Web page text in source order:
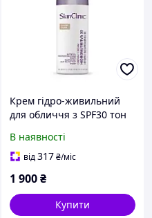
Крем гідро-живильний
для обличчя з SPF30 тон
facial cream SPF30 color
clair SkinClinic
В наявності
від317₴/міс
1 900₴
Купити